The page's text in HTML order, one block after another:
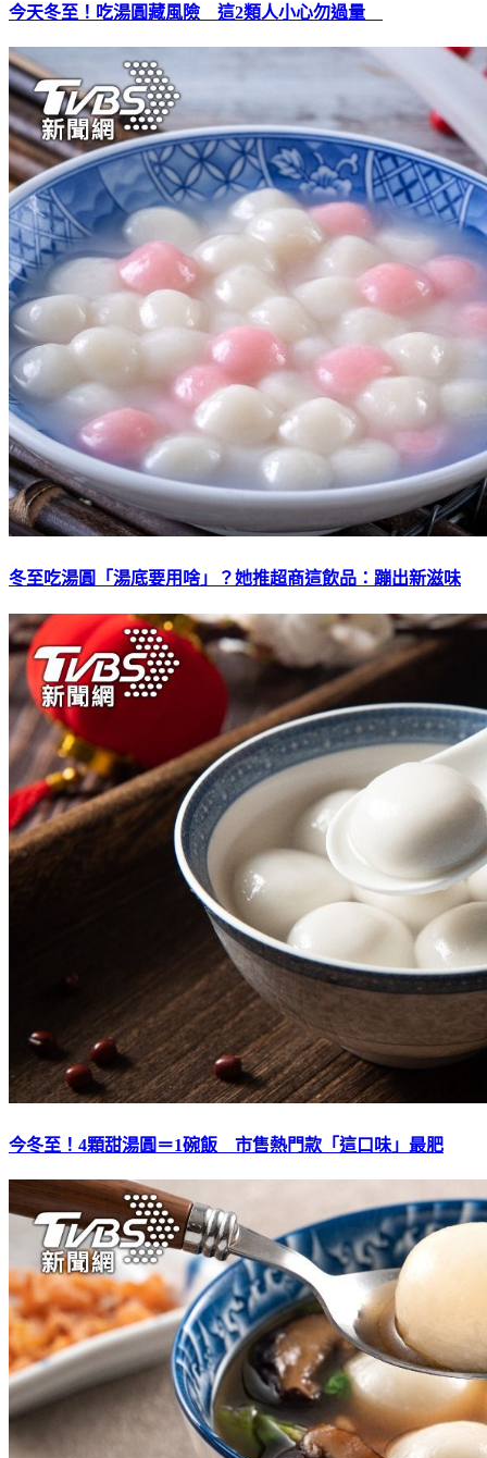
今天冬至！吃湯圓藏風險 這2類人小心勿過量
冬至吃湯圓「湯底要用啥」？她推超商這飲品：蹦出新滋味
今冬至！4顆甜湯圓＝1碗飯 市售熱門款「這口味」最肥